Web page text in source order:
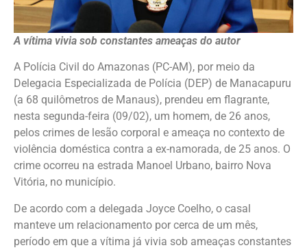
A vítima vivia sob constantes ameaças do autor
A Polícia Civil do Amazonas (PC-AM), por meio da
Delegacia Especializada de Polícia (DEP) de Manacapuru
(a 68 quilômetros de Manaus), prendeu em flagrante,
nesta segunda-feira (09/02), um homem, de 26 anos,
pelos crimes de lesão corporal e ameaça no contexto de
violência doméstica contra a ex-namorada, de 25 anos. O
crime ocorreu na estrada Manoel Urbano, bairro Nova
Vitória, no município.
De acordo com a delegada Joyce Coelho, o casal
manteve um relacionamento por cerca de um mês,
período em que a vítima já vivia sob ameaças constantes